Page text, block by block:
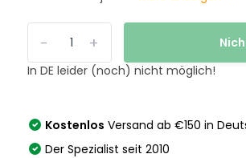
+
-
In DE leider (noch) nicht möglich!
Kostenlos Versand ab €150 in
Der Spezialist seit 2010